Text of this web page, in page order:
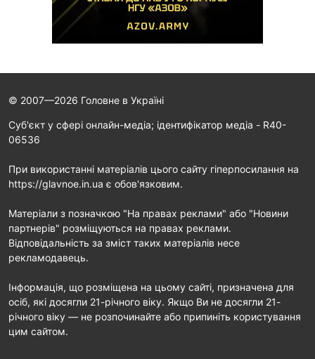
© 2007—2026 Головне в Україні
Cуб'єкт у сфері онлайн-медіа; ідентифікатор медіа - R40-
06536
При використанні матеріалів цього сайту гіперпосилання на
https://glavnoe.in.ua є обов'язковим.
Матеріали з позначкою "На правах реклами" або "Новини
партнерів" розміщуються на правах реклами.
Відповідальність за зміст таких матеріалів несе
рекламодавець.
Інформація, що розміщена на цьому сайті, призначена для
осіб, які досягли 21-річного віку. Якщо Ви не досягли 21-
річного віку — не розпочинайте або припиніть користування
цим сайтом.